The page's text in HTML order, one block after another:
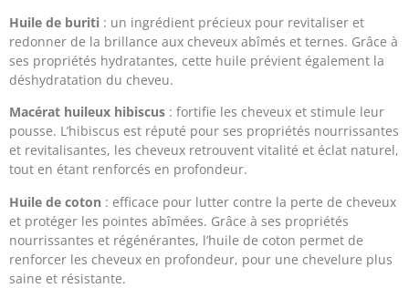
Huile de buriti : un ingrédient précieux pour revitaliser et
redonner de la brillance aux cheveux abîmés et ternes. Grâce à
ses propriétés hydratantes, cette huile prévient également la
déshydratation du cheveu.
Macérat huileux hibiscus : fortifie les cheveux et stimule leur
pousse. L’hibiscus est réputé pour ses propriétés nourrissantes
et revitalisantes, les cheveux retrouvent vitalité et éclat naturel,
tout en étant renforcés en profondeur.
Huile de coton : efficace pour lutter contre la perte de cheveux
et protéger les pointes abîmées. Grâce à ses propriétés
nourrissantes et régénérantes, l’huile de coton permet de
renforcer les cheveux en profondeur, pour une chevelure plus
saine et résistante.